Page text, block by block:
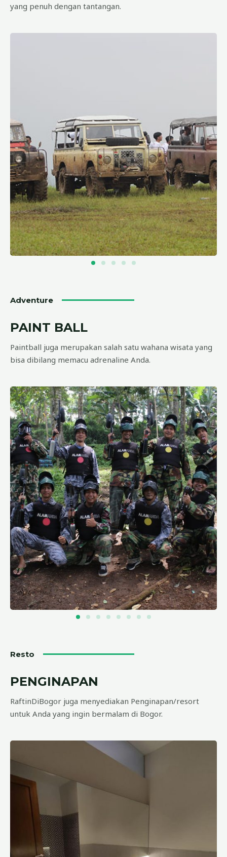
yang penuh dengan tantangan.
Adventure
PAINT BALL
Paintball juga merupakan salah satu wahana wisata yang
bisa dibilang memacu adrenaline Anda.
Resto
PENGINAPAN
RaftinDiBogor juga menyediakan Penginapan/resort
untuk Anda yang ingin bermalam di Bogor.